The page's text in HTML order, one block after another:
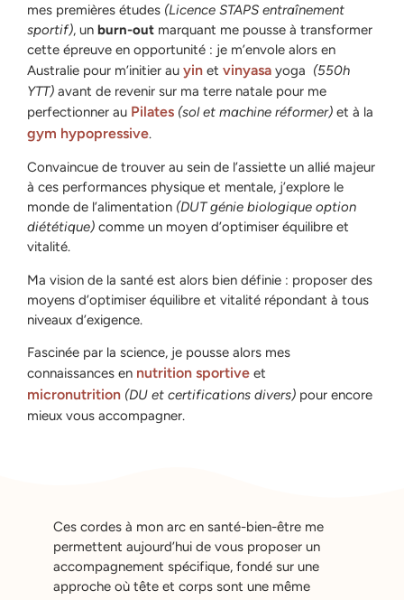
mes premières études (Licence STAPS entraînement
sportif), un burn-out marquant me pousse à transformer
cette épreuve en opportunité : je m’envole alors en
Australie pour m’initier au yin et vinyasa yoga (550h
YTT) avant de revenir sur ma terre natale pour me
perfectionner au Pilates (sol et machine réformer) et à la
gym hypopressive.
Convaincue de trouver au sein de l’assiette un allié majeur
à ces performances physique et mentale, j’explore le
monde de l’alimentation (DUT génie biologique option
diététique) comme un moyen d’optimiser équilibre et
vitalité.
Ma vision de la santé est alors bien définie : proposer des
moyens d’optimiser équilibre et vitalité répondant à tous
niveaux d’exigence.
Fascinée par la science, je pousse alors mes
connaissances en nutrition sportive et
micronutrition (DU et certifications divers) pour encore
mieux vous accompagner.
Ces cordes à mon arc en santé-bien-être me
permettent aujourd’hui de vous proposer un
accompagnement spécifique, fondé sur une
approche où tête et corps sont une même